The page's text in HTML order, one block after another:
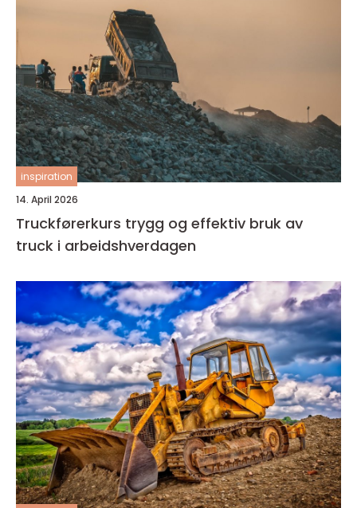
inspiration
14. April 2026
Truckførerkurs trygg og effektiv bruk av
truck i arbeidshverdagen